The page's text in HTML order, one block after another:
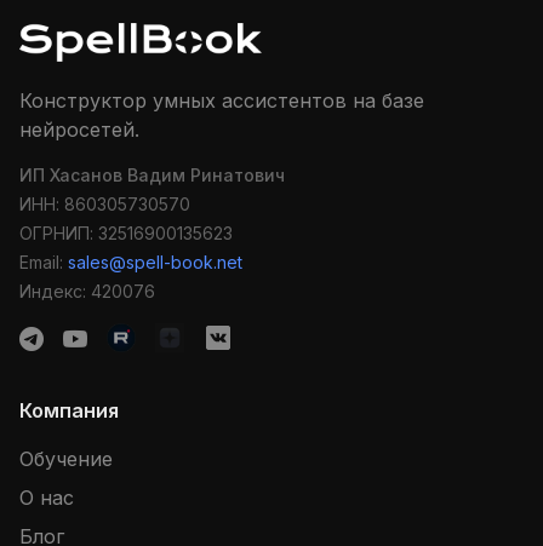
Конструктор умных ассистентов на базе
нейросетей.
ИП Хасанов Вадим Ринатович
ИНН: 860305730570
ОГРНИП: 32516900135623
Email: sales@spell-book.net
Индекс: 420076
Компания
Обучение
О нас
Блог